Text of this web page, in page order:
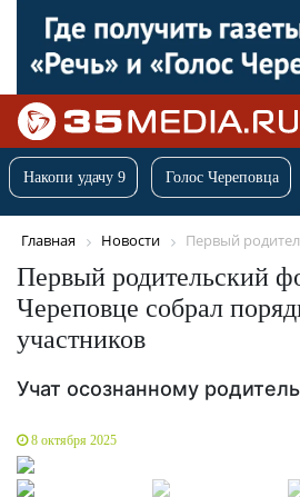
Накопи удачу 9 Голос Череповца
Главная Новости Первый
Первый родительский
Череповце собрал
участников
Учат осознанному
8 октября 2025